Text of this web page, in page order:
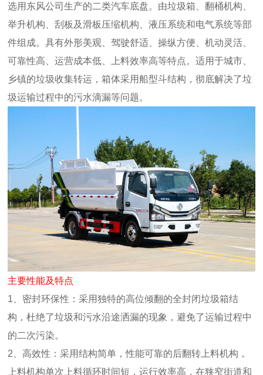
选用东风公司生产的二类汽车底盘。由垃圾箱、翻桶机构、
举升机构、刮板及滑板压缩机构、液压系统和电气系统等部
件组成。具有外形美观、驾驶舒适、操纵方便、机动灵活、
可靠性高、运营成本低、上料效率高等特点。适用于城市、
乡镇的垃圾收集转运，箱体采用船型斗结构，彻底解决了垃
圾运输过程中的污水滴漏等问题。
主要性能及特点
1、密封环保性：采用独特的高位倾翻的全封闭垃圾箱结
构，杜绝了垃圾和污水沿途洒漏的现象，避免了运输过程中
的二次污染。
2、高效性：采用结构简单，性能可靠的后翻转上料机构，
上料机构单次上料循环时间短，运行效率高，在狭窄街道和